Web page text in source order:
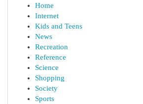
Home
Internet
Kids and Teens
News
Recreation
Reference
Science
Shopping
Society
Sports